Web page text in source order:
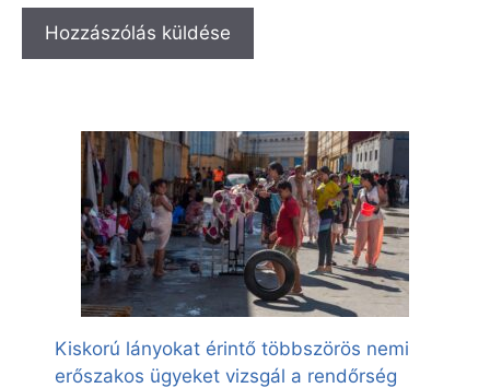
Kiskorú lányokat érintő többszörös nemi
erőszakos ügyeket vizsgál a rendőrség